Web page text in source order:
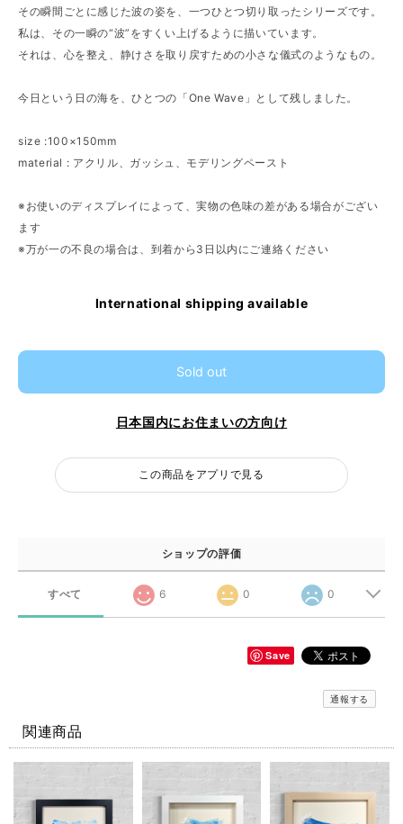
その瞬間ごとに感じた波の姿を、一つひとつ切り取ったシリーズです。
私は、その一瞬の“波”をすくい上げるように描いています。
それは、心を整え、静けさを取り戻すための小さな儀式のようなもの。
今日という日の海を、ひとつの「One Wave」として残しました。
size :100×150mm
material : アクリル、ガッシュ、モデリングペースト
※お使いのディスプレイによって、実物の色味の差がある場合がござい
ます
※万が一の不良の場合は、到着から3日以内にご連絡ください
International shipping available
Sold out
日本国内にお住まいの方向け
この商品をアプリで見る
ショップの評価
すべて 6 0 0
Save
通報する
関連商品